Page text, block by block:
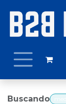
Buscando